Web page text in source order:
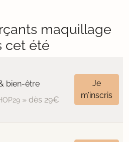
maquillage
cet été
bien-être
» dès 29€
Je
m’inscris